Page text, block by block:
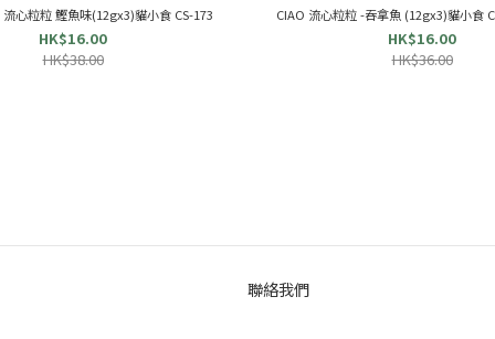
流心粒粒 鰹魚味(12gx3)貓小食 CS-173
HK$16.00
HK$38.00
CIAO 流心粒粒 -吞拿魚 (12gx3)貓小食
HK$16.00
HK$36.00
聯絡我們